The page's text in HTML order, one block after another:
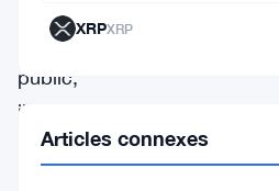
grand
public,
il
existe
XRPXRP
Articles connexes